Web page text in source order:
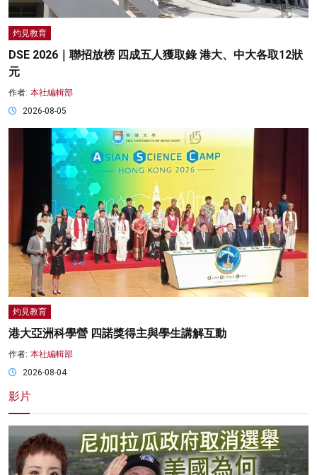
灼見教育
DSE 2026｜聯招放榜 四成五人獲取錄 港大、中大各取12狀
元
作者: 本社編輯部
2026-08-05
灼見教育
港大亞洲科學營 四諾獎得主與學生講解互動
作者: 本社編輯部
2026-08-04
影片